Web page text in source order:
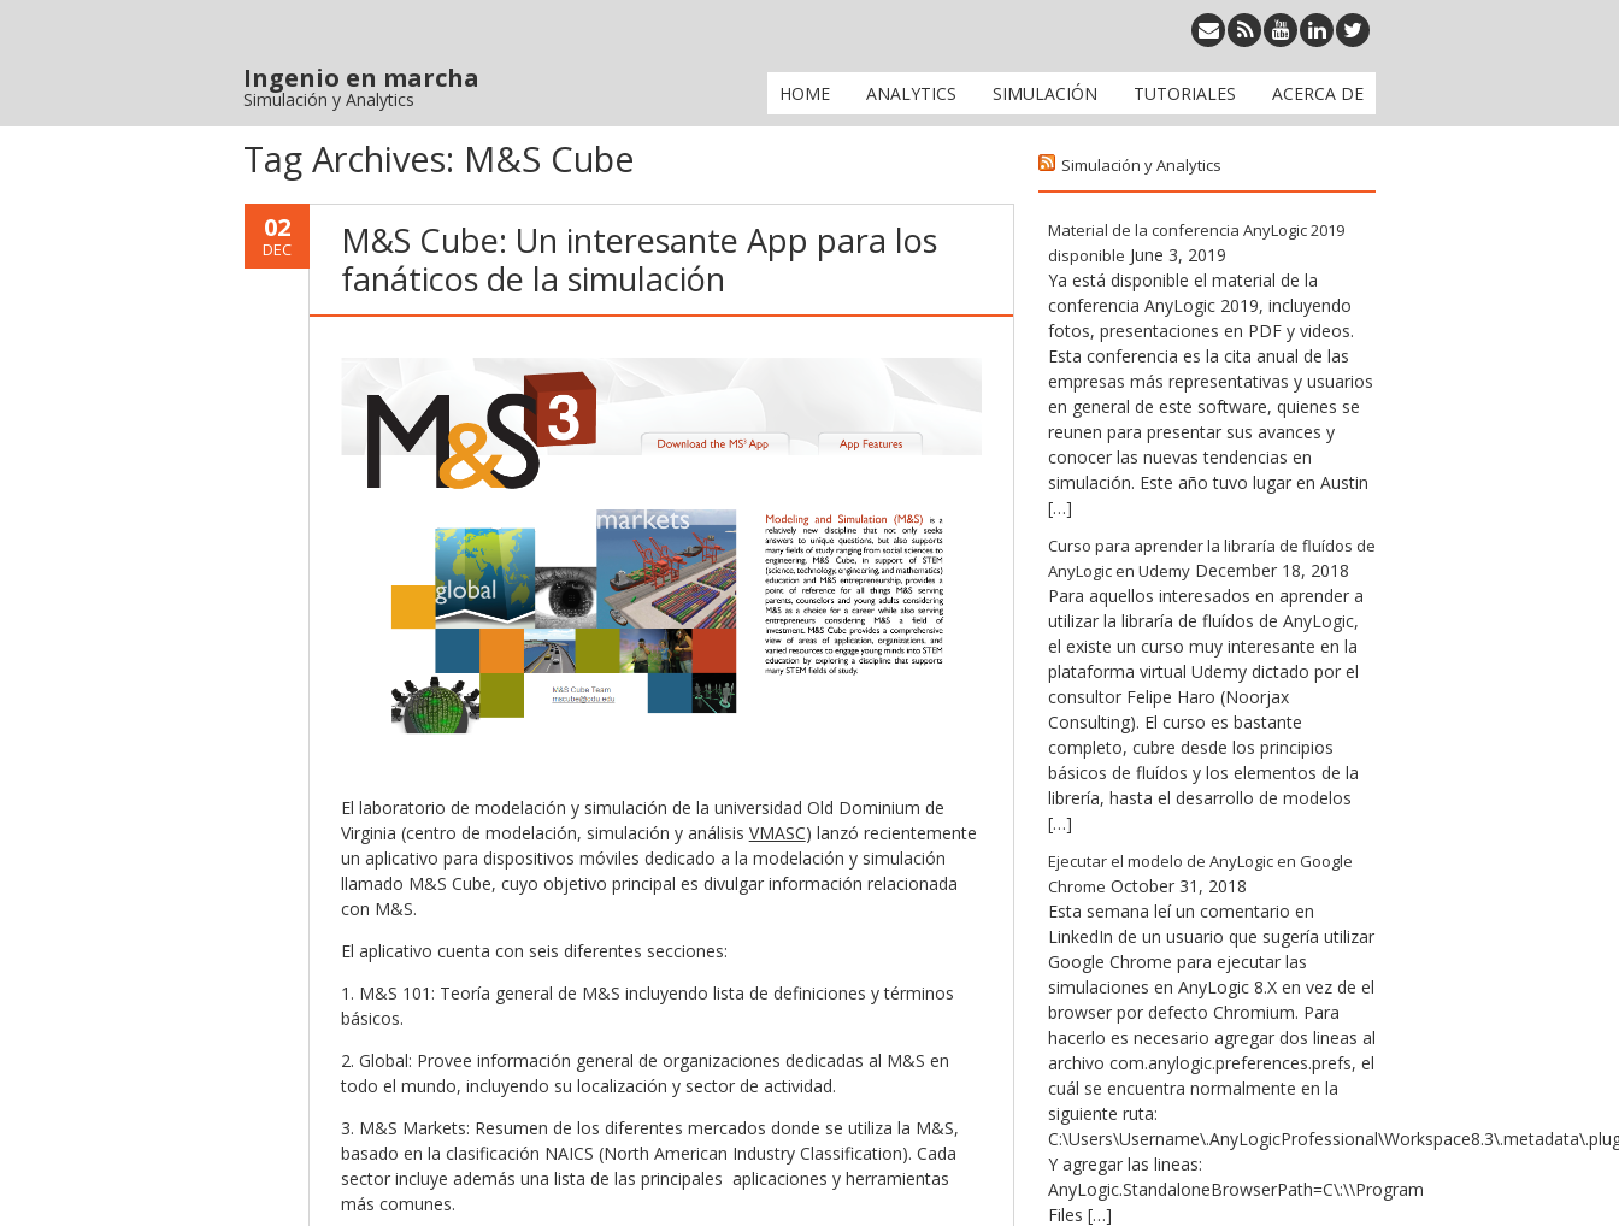
Ingenio en marcha
Simulación y Analytics HOME ANALYTICS SIMULACIÓN TUTORIALES ACERCA DE
Tag Archives: M&S Cube
02
DEC
M&S Cube: Un interesante App para los
fanáticos de la simulación
El laboratorio de modelación y simulación de la universidad Old Dominium de
Virginia (centro de modelación, simulación y análisis VMASC) lanzó recientemente
un aplicativo para dispositivos móviles dedicado a la modelación y simulación
llamado M&S Cube, cuyo objetivo principal es divulgar información relacionada
con M&S.
El aplicativo cuenta con seis diferentes secciones:
1. M&S 101: Teoría general de M&S incluyendo lista de definiciones y términos
básicos.
2. Global: Provee información general de organizaciones dedicadas al M&S en
todo el mundo, incluyendo su localización y sector de actividad.
3. M&S Markets: Resumen de los diferentes mercados donde se utiliza la M&S,
basado en la clasificación NAICS (North American Industry Classification). Cada
sector incluye además una lista de las principales aplicaciones y herramientas
más comunes.
Simulación y Analytics
Material de la conferencia AnyLogic 2019
disponible June 3, 2019
Ya está disponible el material de la
conferencia AnyLogic 2019, incluyendo
fotos, presentaciones en PDF y videos.
Esta conferencia es la cita anual de las
empresas más representativas y usuarios
en general de este software, quienes se
reunen para presentar sus avances y
conocer las nuevas tendencias en
simulación. Este año tuvo lugar en Austin
[…]
Curso para aprender la libraría de fluídos de
AnyLogic en Udemy December 18, 2018
Para aquellos interesados en aprender a
utilizar la libraría de fluídos de AnyLogic,
el existe un curso muy interesante en la
plataforma virtual Udemy dictado por el
consultor Felipe Haro (Noorjax
Consulting). El curso es bastante
completo, cubre desde los principios
básicos de fluídos y los elementos de la
librería, hasta el desarrollo de modelos
[…]
Ejecutar el modelo de AnyLogic en Google
Chrome October 31, 2018
Esta semana leí un comentario en
LinkedIn de un usuario que sugería utilizar
Google Chrome para ejecutar las
simulaciones en AnyLogic 8.X en vez de el
browser por defecto Chromium. Para
hacerlo es necesario agregar dos lineas al
archivo com.anylogic.preferences.prefs, el
cuál se encuentra normalmente en la
siguiente ruta:
Y agregar las lineas:
AnyLogic.StandaloneBrowserPath=C\:\\Program
Files […]